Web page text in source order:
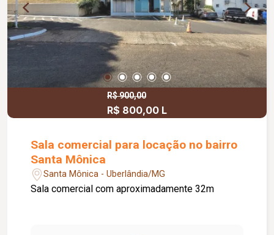
R$ 900,00
R$ 800,00 L
Sala comercial para locação no bairro
Santa Mônica
Santa Mônica - Uberlândia/MG
Sala comercial com aproximadamente 32m